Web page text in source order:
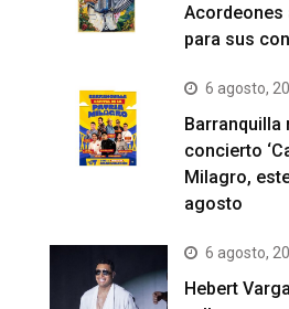
para sus
6 agosto,
Barranquilla
concierto
Milagro,
agosto
6 agosto,
Hebert